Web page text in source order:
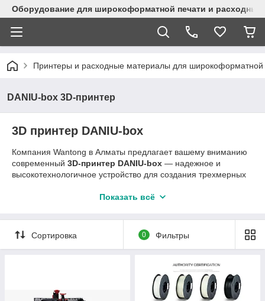
Оборудование для широкоформатной печати и
Принтеры и расходные материалы для широкоформатной
DANIU-box 3D-принтер
3D принтер DANIU-box
Компания Wantong в Алматы предлагает вашему вниманию
современный 3D-принтер DANIU-box — надежное и
высокотехнологичное устройство для создания трехмерных
отличный выбор как для профессионалов, так и для
возможностями аддитивных технологий.
Показать всё
Сортировка 0 Фильтры